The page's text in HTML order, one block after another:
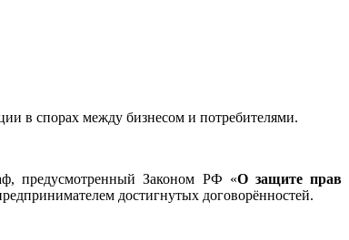
в спорах между бизнесом и потребителями.
предусмотренный Законом РФ «О защите прав
достигнутых договорённостей.